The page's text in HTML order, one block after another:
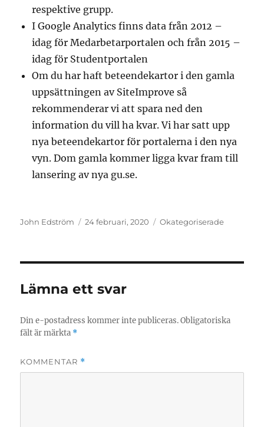
respektive grupp.
I Google Analytics finns data från 2012 –
idag för Medarbetarportalen och från 2015 –
idag för Studentportalen
Om du har haft beteendekartor i den gamla
uppsättningen av SiteImprove så
rekommenderar vi att spara ned den
information du vill ha kvar. Vi har satt upp
nya beteendekartor för portalerna i den nya
vyn. Dom gamla kommer ligga kvar fram till
lansering av nya gu.se.
Författare
John Edström Postat
24 februari, 2020 Kategorier
Okategoriserade
Lämna ett svar
Din e-postadress kommer inte publiceras. Obligatoriska
fält är märkta *
KOMMENTAR *